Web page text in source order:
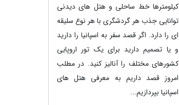
کیلومترها خط ساحلی و هتل های دیدنی
توانایی جذب هر گردشگری با هر نوع سلیقه
ای را دارد. اگر قصد سفر به اسپانیا را دارید
و یا تصمیم دارید برای یک تور اروپایی
کشورهای مختلف را آنالیز کنید. در مطلب
امروز قصد داریم به معرفی هتل های
اسپانیا بپردازیم...